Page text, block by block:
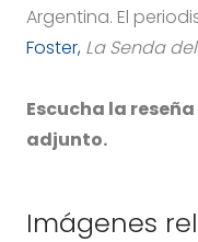
Argentina. El
Foster, La Senda
Escucha la
adjunto.
Imágenes